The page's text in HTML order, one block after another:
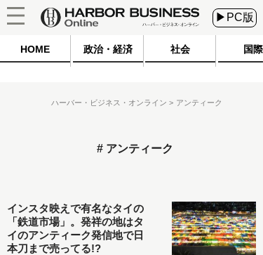
▶PC版
HOME 政治・経済 社会 国際
ハーバー・ビジネス・オンライン アンティーク
アンティーク
インスタ映えで有名なタイの
「鉄道市場」。発祥の地はタ
イのアンティーク発信地で日
本刀まで売ってる!?